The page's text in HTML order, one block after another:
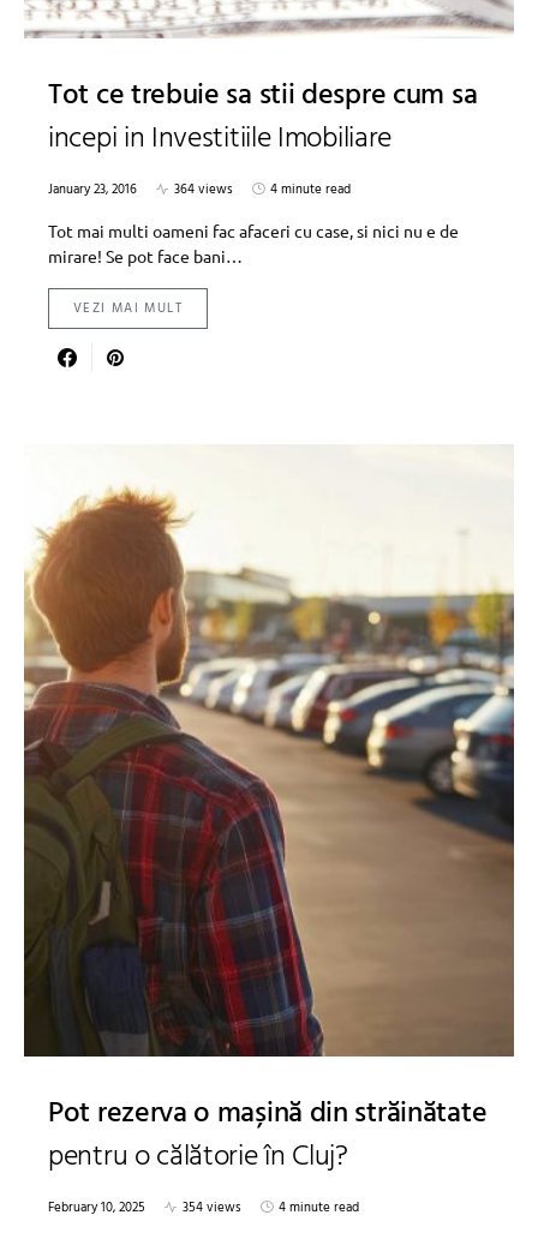
Tot ce trebuie sa stii despre cum sa
incepi in Investitiile Imobiliare
January 23, 2016 364 views
4 minute read
Tot mai multi oameni fac afaceri cu case, si nici nu e de
mirare! Se pot face bani…
VEZI MAI MULT
Pot rezerva o mașină din străinătate
pentru o călătorie în Cluj?
February 10, 2025 354 views
4 minute read